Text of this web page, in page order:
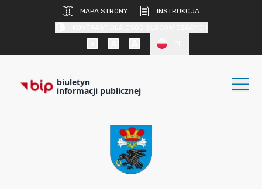
MAPA STRONY
INSTRUKCJA
biuletyn
informacji publicznej